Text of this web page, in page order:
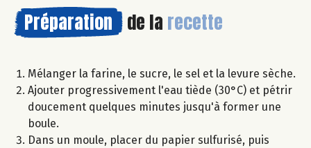
Préparation de la recette
Mélanger la farine, le sucre, le sel et la levure sèche.
Ajouter progressivement l'eau tiède (30°C) et pétrir
doucement quelques minutes jusqu'à former une
boule.
Dans un moule, placer du papier sulfurisé, puis